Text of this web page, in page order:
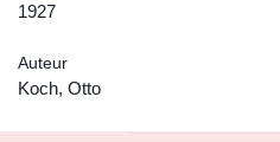
1927
Auteur
Koch, Otto